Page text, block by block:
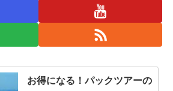
お得になる！パックツアーの